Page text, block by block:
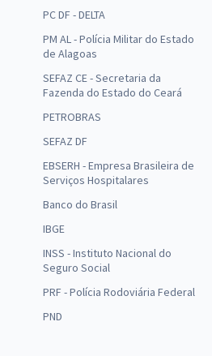
PC DF - DELTA
PM AL - Polícia Militar do Estado
de Alagoas
SEFAZ CE - Secretaria da
Fazenda do Estado do Ceará
PETROBRAS
SEFAZ DF
EBSERH - Empresa Brasileira de
Serviços Hospitalares
Banco do Brasil
IBGE
INSS - Instituto Nacional do
Seguro Social
PRF - Polícia Rodoviária Federal
PND